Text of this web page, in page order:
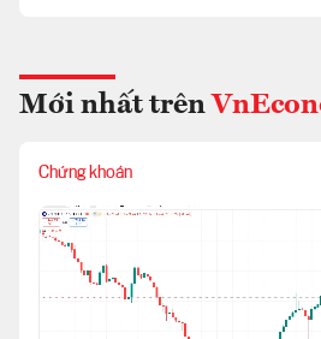
Mới nhất trên
Chứng khoán